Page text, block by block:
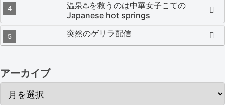
温泉♨️を救うのは中華女子こての
Japanese hot springs
突然のゲリラ配信
アーカイブ